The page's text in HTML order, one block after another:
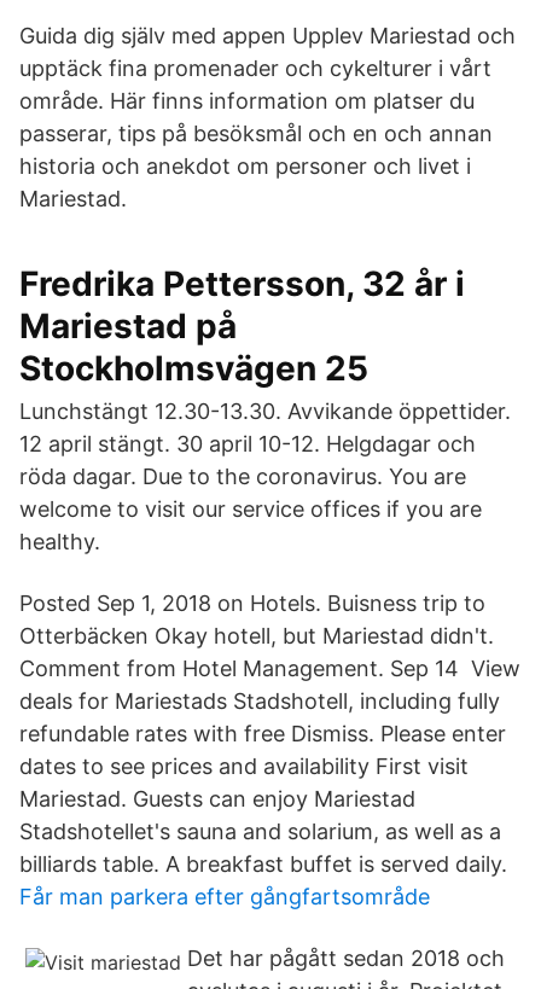
Guida dig själv med appen Upplev Mariestad och
upptäck fina promenader och cykelturer i vårt
område. Här finns information om platser du
passerar, tips på besöksmål och en och annan
historia och anekdot om personer och livet i
Mariestad.
Fredrika Pettersson, 32 år i
Mariestad på
Stockholmsvägen 25
Lunchstängt 12.30-13.30. Avvikande öppettider.
12 april stängt. 30 april 10-12. Helgdagar och
röda dagar. Due to the coronavirus. You are
welcome to visit our service offices if you are
healthy.
Posted Sep 1, 2018 on Hotels. Buisness trip to
Otterbäcken Okay hotell, but Mariestad didn't.
Comment from Hotel Management. Sep 14 View
deals for Mariestads Stadshotell, including fully
refundable rates with free Dismiss. Please enter
dates to see prices and availability First visit
Mariestad. Guests can enjoy Mariestad
Stadshotellet's sauna and solarium, as well as a
billiards table. A breakfast buffet is served daily.
Får man parkera efter gångfartsområde
Det har pågått sedan 2018 och